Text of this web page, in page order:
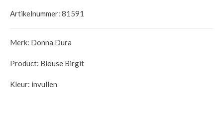
Artikelnummer: 81591
Merk: Donna Dura
Product: Blouse Birgit
Kleur: invullen